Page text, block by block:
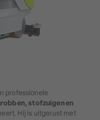
professionele
stofzuigen en
Hij is uitgerust met